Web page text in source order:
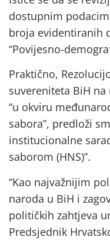
dostupnim
broja evidentiranih
“Povijesno-
Praktično,
suvereniteta BiH
“u okviru
sabora”, predloži
institucionalne
saborom (HNS)”.
“Kao najvažnijim
naroda u BiH i
političkih zahtjeva
Predsjednik